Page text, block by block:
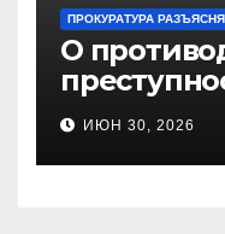
ПРОКУРАТУРА
О
ИЮН 30, 2026